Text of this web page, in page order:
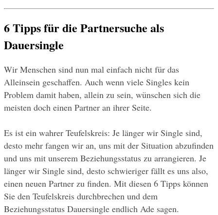
6 Tipps für die Partnersuche als
Dauersingle
Wir Menschen sind nun mal einfach nicht für das
Alleinsein geschaffen. Auch wenn viele Singles kein
Problem damit haben, allein zu sein, wünschen sich die
meisten doch einen Partner an ihrer Seite.
Es ist ein wahrer Teufelskreis: Je länger wir Single sind,
desto mehr fangen wir an, uns mit der Situation abzufinden
und uns mit unserem Beziehungsstatus zu arrangieren. Je
länger wir Single sind, desto schwieriger fällt es uns also,
einen neuen Partner zu finden. Mit diesen 6 Tipps können
Sie den Teufelskreis durchbrechen und dem
Beziehungsstatus Dauersingle endlich Ade sagen.